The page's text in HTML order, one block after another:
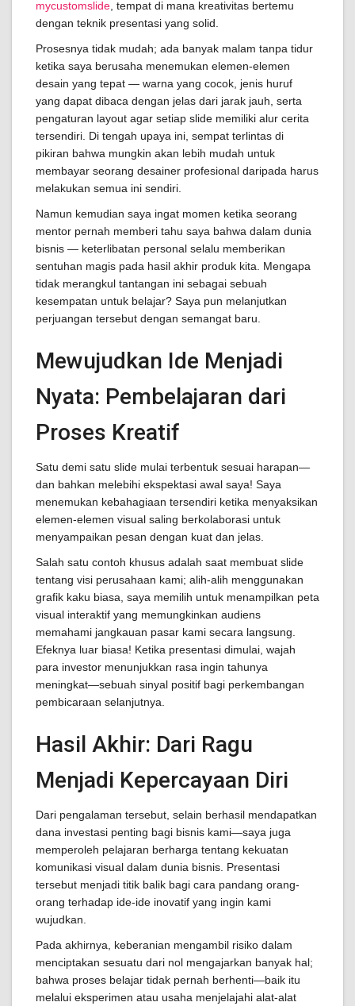
mycustomslide , tempat di mana kreativitas bertemu
dengan teknik presentasi yang solid.
Prosesnya tidak mudah; ada banyak malam tanpa tidur
ketika saya berusaha menemukan elemen-elemen
desain yang tepat — warna yang cocok, jenis huruf
yang dapat dibaca dengan jelas dari jarak jauh, serta
pengaturan layout agar setiap slide memiliki alur cerita
tersendiri. Di tengah upaya ini, sempat terlintas di
pikiran bahwa mungkin akan lebih mudah untuk
membayar seorang desainer profesional daripada harus
melakukan semua ini sendiri.
Namun kemudian saya ingat momen ketika seorang
mentor pernah memberi tahu saya bahwa dalam dunia
bisnis — keterlibatan personal selalu memberikan
sentuhan magis pada hasil akhir produk kita. Mengapa
tidak merangkul tantangan ini sebagai sebuah
kesempatan untuk belajar? Saya pun melanjutkan
perjuangan tersebut dengan semangat baru.
Mewujudkan Ide Menjadi
Nyata: Pembelajaran dari
Proses Kreatif
Satu demi satu slide mulai terbentuk sesuai harapan—
dan bahkan melebihi ekspektasi awal saya! Saya
menemukan kebahagiaan tersendiri ketika menyaksikan
elemen-elemen visual saling berkolaborasi untuk
menyampaikan pesan dengan kuat dan jelas.
Salah satu contoh khusus adalah saat membuat slide
tentang visi perusahaan kami; alih-alih menggunakan
grafik kaku biasa, saya memilih untuk menampilkan peta
visual interaktif yang memungkinkan audiens
memahami jangkauan pasar kami secara langsung.
Efeknya luar biasa! Ketika presentasi dimulai, wajah
para investor menunjukkan rasa ingin tahunya
meningkat—sebuah sinyal positif bagi perkembangan
pembicaraan selanjutnya.
Hasil Akhir: Dari Ragu
Menjadi Kepercayaan Diri
Dari pengalaman tersebut, selain berhasil mendapatkan
dana investasi penting bagi bisnis kami—saya juga
memperoleh pelajaran berharga tentang kekuatan
komunikasi visual dalam dunia bisnis. Presentasi
tersebut menjadi titik balik bagi cara pandang orang-
orang terhadap ide-ide inovatif yang ingin kami
wujudkan.
Pada akhirnya, keberanian mengambil risiko dalam
menciptakan sesuatu dari nol mengajarkan banyak hal;
bahwa proses belajar tidak pernah berhenti—baik itu
melalui eksperimen atau usaha menjelajahi alat-alat